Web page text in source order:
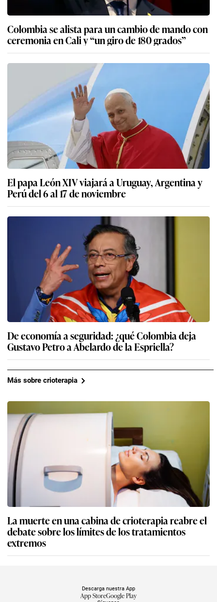
Colombia se alista para un cambio de mando con
ceremonia en Cali y “un giro de 180 grados”
El papa León XIV viajará a Uruguay, Argentina y
Perú del 6 al 17 de noviembre
De economía a seguridad: ¿qué Colombia deja
Gustavo Petro a Abelardo de la Espriella?
Más sobre crioterapia
La muerte en una cabina de crioterapia reabre el
debate sobre los límites de los tratamientos
extremos
Descarga nuestra App
App StoreGoogle Play